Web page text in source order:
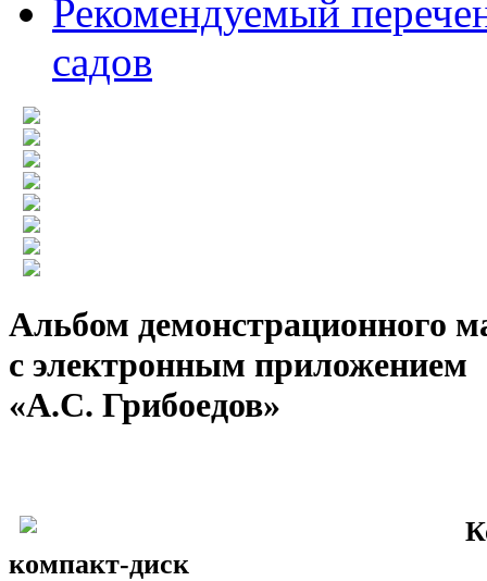
Рекомендуемый
садов
Альбом демонстрационного
с электронным приложением
«А.С. Грибоедов»
компакт-диск